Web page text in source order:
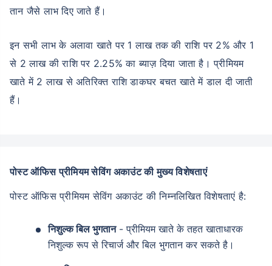
तान जैसे लाभ दिए जाते हैं।
इन सभी लाभ के अलावा खाते पर 1 लाख तक की राशि पर 2% और 1
से 2 लाख की राशि पर 2.25% का ब्याज़ दिया जाता है। प्रीमियम
खाते में 2 लाख से अतिरिक्त राशि डाकघर बचत खाते में डाल दी जाती
हैं।
पोस्ट ऑफिस प्रीमियम सेविंग अकाउंट की मुख्य विशेषताएं
पोस्ट ऑफिस प्रीमियम सेविंग अकाउंट की निम्नलिखित विशेषताएं है:
निशुल्क बिल भुगतान- प्रीमियम खाते के तहत खाताधारक
निशुल्क रूप से रिचार्ज और बिल भुगतान कर सकते है।